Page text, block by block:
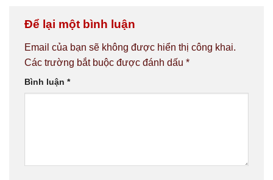
Để lại một bình luận
Email của bạn sẽ không được hiển thị công khai.
Các trường bắt buộc được đánh dấu *
Bình luận *